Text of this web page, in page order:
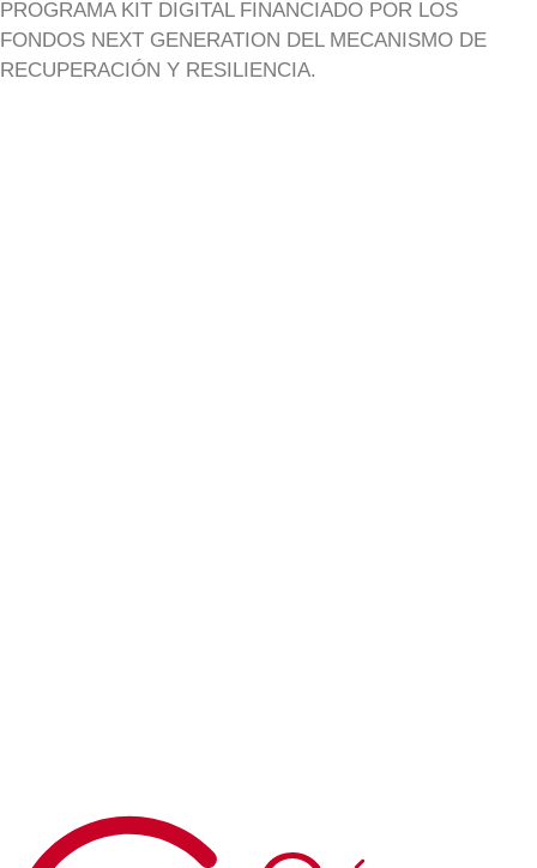
PROGRAMA KIT DIGITAL FINANCIADO POR LOS
FONDOS NEXT GENERATION DEL MECANISMO DE
RECUPERACIÓN Y RESILIENCIA.